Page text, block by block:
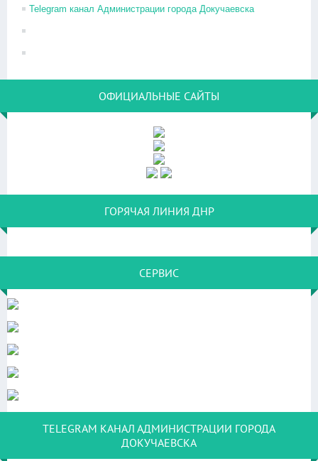
Telegram канал Администрации города Докучаевска
ОФИЦИАЛЬНЫЕ САЙТЫ
ГОРЯЧАЯ ЛИНИЯ ДНР
СЕРВИС
TELEGRAM КАНАЛ АДМИНИСТРАЦИИ ГОРОДА
ДОКУЧАЕВСКА